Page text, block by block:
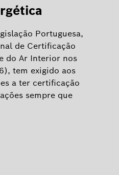
Portuguesa,
de Certificação
do Ar Interior nos
tem exigido aos
a ter certificação
sempre que